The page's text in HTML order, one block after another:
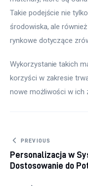
Takie podejście nie
środowiska, ale
rynkowe dotyczące
Wykorzystanie takich
korzyści w zakresie
nowe możliwości w ich
Nawigacja
PREVIOUS
Personalizacja w
Dostosowanie do